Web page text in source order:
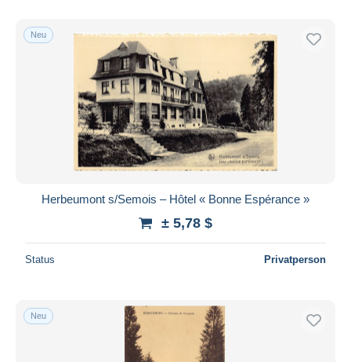
Neu
Herbeumont s/Semois – Hôtel « Bonne Espérance »
± 5,78 $
Status Privatperson
Neu